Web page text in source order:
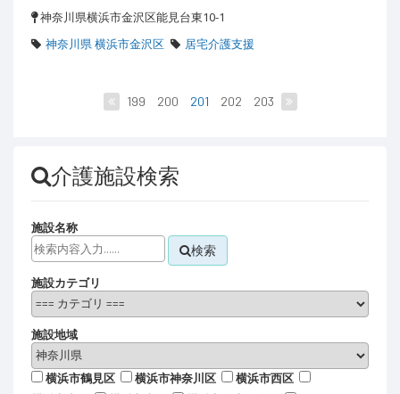
神奈川県横浜市金沢区能見台東10-1
神奈川県 横浜市金沢区
居宅介護支援
199 200 201 202 203
介護施設検索
施設名称
検索
施設カテゴリ
施設地域
横浜市鶴見区 横浜市神奈川区
横浜市西区